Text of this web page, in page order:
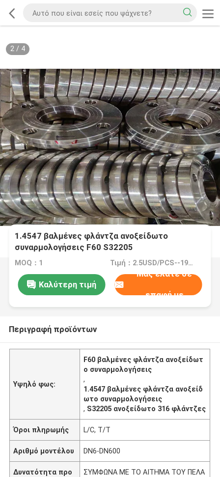
2/ 4
1.4547 βαλμένες φλάντζα ανοξείδωτο
συναρμολογήσεις F60 S32205
MOQ：1 Τιμή：2.5USD/PCS--195USD/PCS
Καλύτερη τιμή
Μας ελάτε σε
επαφή με
Περιγραφή προϊόντων
Υψηλό φως:
F60 βαλμένες φλάντζα ανοξείδωτ
ο συναρμολογήσεις
,
1.4547 βαλμένες φλάντζα ανοξείδ
ωτο συναρμολογήσεις
, S32205 ανοξείδωτο 316 φλάντζες
Όροι πληρωμής L/C, T/T
Αριθμό μοντέλου DN6-DN600
Δυνατότητα προ
ΣΥΜΦΩΝΑ ΜΕ ΤΟ ΑΙΤΗΜΑ ΤΟΥ ΠΕΛΑ